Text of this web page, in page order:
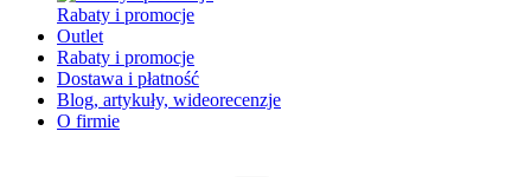
Rabaty i promocje
Outlet
Rabaty i promocje
Dostawa i płatność
Blog, artykuły, wideorecenzje
O firmie